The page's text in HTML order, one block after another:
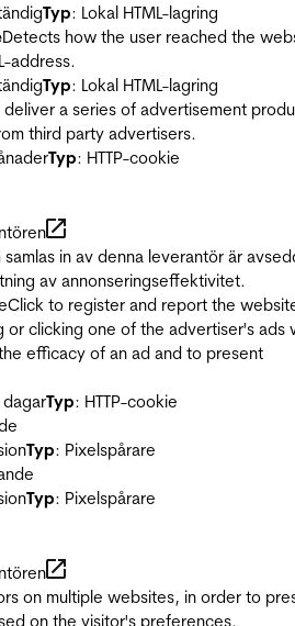
Typ: Lokal HTML-lagring
Detects how the user reached the
address.
Typ: Lokal HTML-lagring
a series of advertisement
third party advertisers.
Typ: HTTP-cookie
in av denna leverantör är
av annonseringseffektivitet.
to register and report the
or clicking one of the advertiser's ads
efficacy of an ad and to present
Typ: HTTP-cookie
Typ: Pixelspårare
Typ: Pixelspårare
on multiple websites, in order to
on the visitor's preferences.